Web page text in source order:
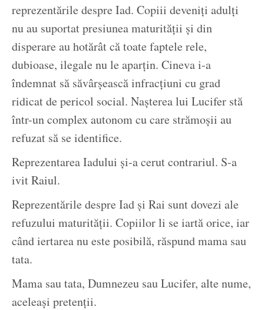
reprezentările despre Iad. Copiii deveniți adulți
nu au suportat presiunea maturității și din
disperare au hotărât că toate faptele rele,
dubioase, ilegale nu le aparțin. Cineva i-a
îndemnat să săvârșească infracțiuni cu grad
ridicat de pericol social. Nașterea lui Lucifer stă
într-un complex autonom cu care strămoșii au
refuzat să se identifice.
Reprezentarea Iadului și-a cerut contrariul. S-a
ivit Raiul.
Reprezentările despre Iad și Rai sunt dovezi ale
refuzului maturității. Copiilor li se iartă orice, iar
când iertarea nu este posibilă, răspund mama sau
tata.
Mama sau tata, Dumnezeu sau Lucifer, alte nume,
aceleași pretenții.